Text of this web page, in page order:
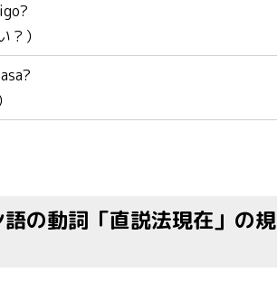
？）
の動詞「直説法現在」の